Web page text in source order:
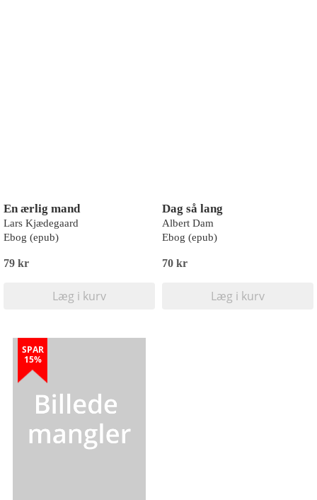
En ærlig mand
Lars Kjædegaard
Ebog (epub)
79 kr
Læg i kurv
Dag så lang
Albert Dam
Ebog (epub)
70 kr
Læg i kurv
SPAR
15%